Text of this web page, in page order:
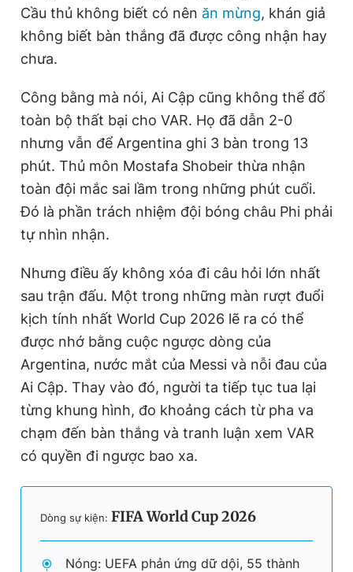
Cầu thủ không biết có nên ăn mừng, khán giả
không biết bàn thắng đã được công nhận hay
chưa.
Công bằng mà nói, Ai Cập cũng không thể đổ
toàn bộ thất bại cho VAR. Họ đã dẫn 2-0
nhưng vẫn để Argentina ghi 3 bàn trong 13
phút. Thủ môn Mostafa Shobeir thừa nhận
toàn đội mắc sai lầm trong những phút cuối.
Đó là phần trách nhiệm đội bóng châu Phi phải
tự nhìn nhận.
Nhưng điều ấy không xóa đi câu hỏi lớn nhất
sau trận đấu. Một trong những màn rượt đuổi
kịch tính nhất World Cup 2026 lẽ ra có thể
được nhớ bằng cuộc ngược dòng của
Argentina, nước mắt của Messi và nỗi đau của
Ai Cập. Thay vào đó, người ta tiếp tục tua lại
từng khung hình, đo khoảng cách từ pha va
chạm đến bàn thắng và tranh luận xem VAR
có quyền đi ngược bao xa.
Dòng sự kiện: FIFA World Cup 2026
Nóng: UEFA phản ứng dữ dội, 55 thành